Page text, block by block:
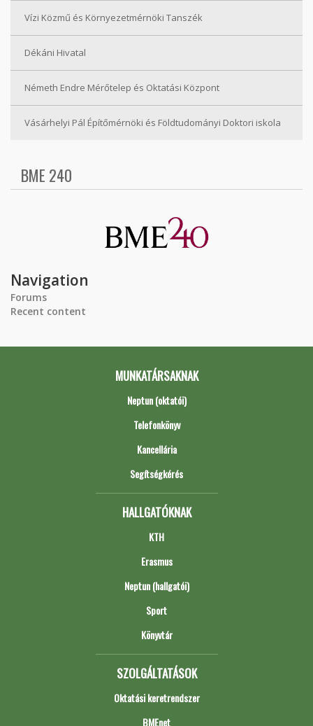
Vízi Közmű és Környezetmérnöki Tanszék
Dékáni Hivatal
Németh Endre Mérőtelep és Oktatási Központ
Vásárhelyi Pál Építőmérnöki és Földtudományi Doktori iskola
BME 240
Navigation
Forums
Recent content
MUNKATÁRSAKNAK
Neptun (oktatói)
Telefonkönyv
Kancellária
Segítségkérés
HALLGATÓKNAK
KTH
Erasmus
Neptun (hallgatói)
Sport
Könyvtár
SZOLGÁLTATÁSOK
Oktatási keretrendszer
BMEnet